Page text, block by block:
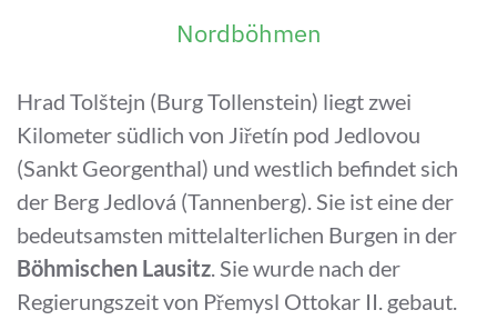
Nordböhmen
Hrad Tolštejn (Burg Tollenstein) liegt zwei
Kilometer südlich von Jiřetín pod Jedlovou
(Sankt Georgenthal) und westlich befindet sich
der Berg Jedlová (Tannenberg). Sie ist eine der
bedeutsamsten mittelalterlichen Burgen in der
Böhmischen Lausitz. Sie wurde nach der
Regierungszeit von Přemysl Ottokar II. gebaut.